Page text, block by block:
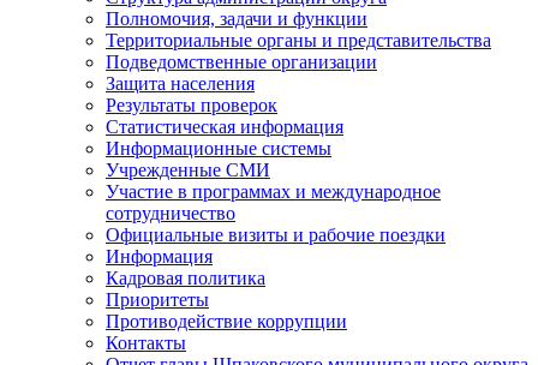
Полномочия, задачи и функции
Территориальные органы и представительства
Подведомственные организации
Защита населения
Результаты проверок
Статистическая информация
Информационные системы
Учрежденные СМИ
Участие в программах и международное
сотрудничество
Официальные визиты и рабочие поездки
Информация
Кадровая политика
Приоритеты
Противодействие коррупции
Контакты